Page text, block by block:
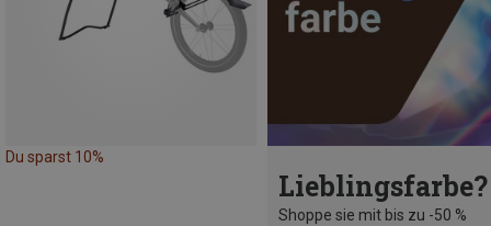
Du sparst 10%
Lieblingsfarbe?
Shoppe sie mit bis zu -50 %